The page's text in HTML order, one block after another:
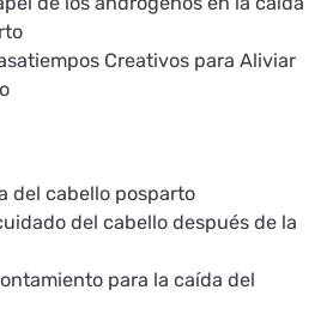
Creativos para Aliviar
del cabello posparto
del cabello después de la
para la caída del